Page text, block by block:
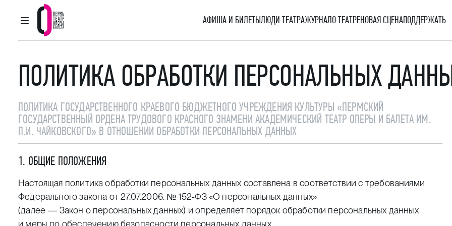
ГЛАВНОЕ МЕНЮ
Пермский театр оперы и балета
АФИША И БИЛЕТЫЛЮДИ ТЕАТРАЖУРНАЛО ТЕАТРЕНОВАЯ СЦЕНАПОДДЕРЖАТЬ
ПОЛИТИКА ОБРАБОТКИ ПЕРСОНАЛЬНЫХ
ПОЛИТИКА ГОСУДАРСТВЕННОГО КРАЕВОГО БЮДЖЕТНОГО УЧРЕЖДЕНИЯ КУЛЬТУРЫ «ПЕРМСКИЙ
ГОСУДАРСТВЕННЫЙ ОРДЕНА ТРУДОВОГО КРАСНОГО ЗНАМЕНИ АКАДЕМИЧЕСКИЙ ТЕАТР ОПЕРЫ И БАЛЕТА ИМ.
П.И. ЧАЙКОВСКОГО» В ОТНОШЕНИИ ОБРАБОТКИ ПЕРСОНАЛЬНЫХ ДАННЫХ
1. ОБЩИЕ ПОЛОЖЕНИЯ
Настоящая политика обработки персональных данных составлена в соответствии с требованиями
Федерального закона от 27.07.2006. № 152‑ФЗ «О персональных данных»
(далее — Закон о персональных данных) и определяет порядок обработки персональных данных
и меры по обеспечению безопасности персональных данных,